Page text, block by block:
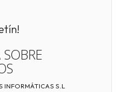
INFORMÁTICAS S.L